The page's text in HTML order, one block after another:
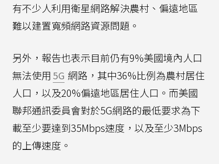
有不少人利用衛星網路解決農村、偏遠地區
難以建置寬頻網路資源問題。
另外，報告也表示目前仍有9%美國境內人口
無法使用 5G 網路，其中36%比例為農村居住
人口，以及20%偏遠地區居住人口。而美國
聯邦通訊委員會對於5G網路的最低要求為下
載至少要達到35Mbps速度，以及至少3Mbps
的上傳速度。